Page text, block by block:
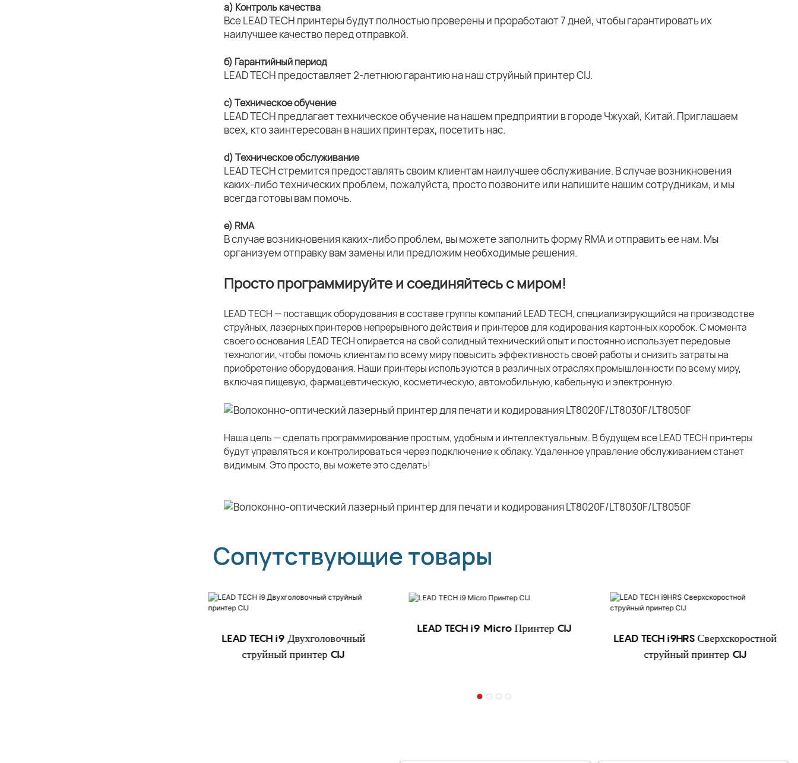
а) Контроль качества
Все LEAD TECH принтеры будут полностью проверены и проработают 7 дней, чтобы гарантировать их
наилучшее качество перед отправкой.
б) Гарантийный период
LEAD TECH предоставляет 2-летнюю гарантию на наш струйный принтер CIJ.
c) Техническое обучение
LEAD TECH предлагает техническое обучение на нашем предприятии в городе Чжухай, Китай. Приглашаем
всех, кто заинтересован в наших принтерах, посетить нас.
d) Техническое обслуживание
LEAD TECH стремится предоставлять своим клиентам наилучшее обслуживание. В случае возникновения
каких-либо технических проблем, пожалуйста, просто позвоните или напишите нашим сотрудникам, и мы
всегда готовы вам помочь.
e) RMA
В случае возникновения каких-либо проблем, вы можете заполнить форму RMA и отправить ее нам. Мы
организуем отправку вам замены или предложим необходимые решения.
Просто программируйте и соединяйтесь с миром!
LEAD TECH — поставщик оборудования в составе группы компаний LEAD TECH, специализирующийся на производстве
струйных, лазерных принтеров непрерывного действия и принтеров для кодирования картонных коробок. С момента
своего основания LEAD TECH опирается на свой солидный технический опыт и постоянно использует передовые
технологии, чтобы помочь клиентам по всему миру повысить эффективность своей работы и снизить затраты на
приобретение оборудования. Наши принтеры используются в различных отраслях промышленности по всему миру,
включая пищевую, фармацевтическую, косметическую, автомобильную, кабельную и электронную.
Наша цель — сделать программирование простым, удобным и интеллектуальным. В будущем все LEAD TECH принтеры
будут управляться и контролироваться через подключение к облаку. Удаленное управление обслуживанием станет
видимым. Это просто, вы можете это сделать!
Сопутствующие товары
LEAD TECH i9 Двухголовочный
струйный принтер CIJ
LEAD TECH i9 Micro Принтер CIJ
LEAD TECH i9HRS Сверхскоростной
струйный принтер CIJ